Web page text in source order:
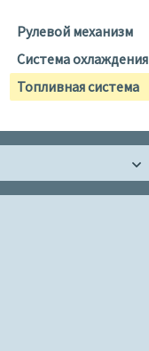
Рулевой механизм
Система охлаждения
Топливная система